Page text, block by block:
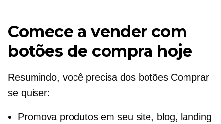
Comece a vender com
botões de compra hoje
Resumindo, você precisa dos botões Comprar
se quiser:
Promova produtos em seu site, blog, landing